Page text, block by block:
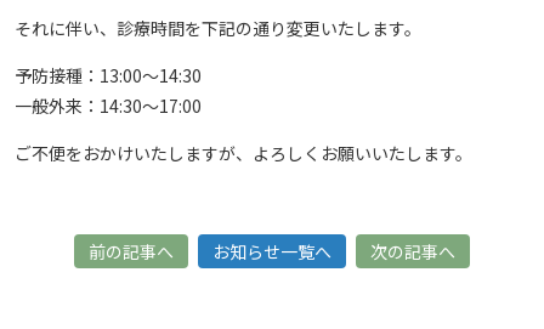
それに伴い、診療時間を下記の通り変更いたします。
予防接種：13:00～14:30
一般外来：14:30～17:00
ご不便をおかけいたしますが、よろしくお願いいたします。
前の記事へ お知らせ一覧へ 次の記事へ